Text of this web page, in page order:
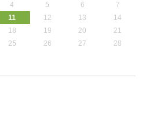
4 5 6
7
11 12 13
14
18 19 20
21
25 26 27
28